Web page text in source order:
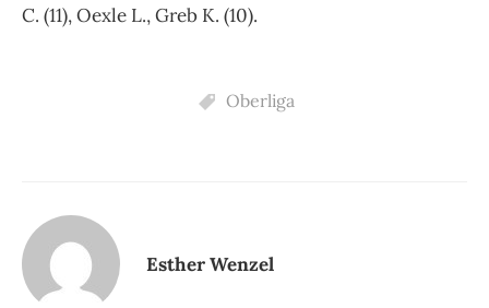
C. (11), Oexle L., Greb K. (10).
Oberliga
Esther Wenzel